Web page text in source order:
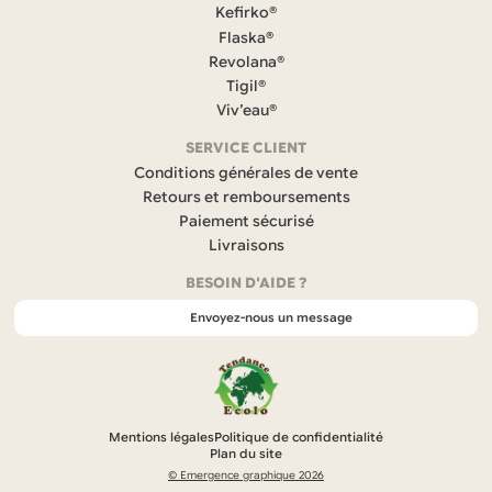
c
e
b
o
o
k
s
’
u
v
r
d
a
n
u
n
n
u
v
e
Kefirko®
Flaska®
Revolana®
Tigil®
Viv’eau®
SERVICE CLIENT
Conditions générales de vente
Retours et remboursements
Paiement sécurisé
Livraisons
BESOIN D'AIDE ?
Envoyez-nous un message
Mentions légalesPolitique de confidentialité
Plan du site
© Emergence graphique 2026